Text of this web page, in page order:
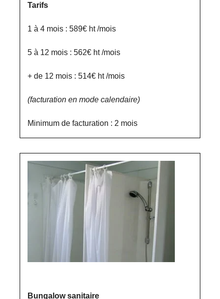
Tarifs
1 à 4 mois : 589€ ht /mois
5 à 12 mois : 562€ ht /mois
+ de 12 mois : 514€ ht /mois
(facturation en mode calendaire)
Minimum de facturation : 2 mois
Bungalow sanitaire